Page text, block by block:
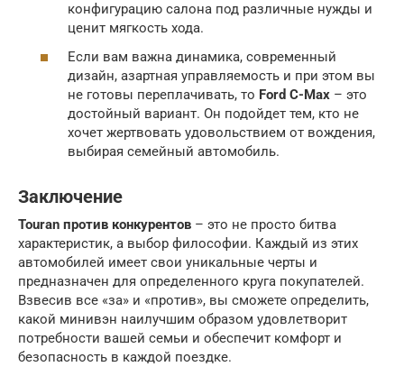
конфигурацию салона под различные нужды и
ценит мягкость хода.
Если вам важна динамика, современный
дизайн, азартная управляемость и при этом вы
не готовы переплачивать, то Ford C-Max – это
достойный вариант. Он подойдет тем, кто не
хочет жертвовать удовольствием от вождения,
выбирая семейный автомобиль.
Заключение
Touran против конкурентов – это не просто битва
характеристик, а выбор философии. Каждый из этих
автомобилей имеет свои уникальные черты и
предназначен для определенного круга покупателей.
Взвесив все «за» и «против», вы сможете определить,
какой минивэн наилучшим образом удовлетворит
потребности вашей семьи и обеспечит комфорт и
безопасность в каждой поездке.